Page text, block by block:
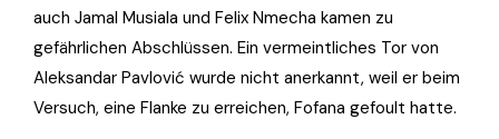
auch Jamal Musiala und Felix Nmecha kamen zu
gefährlichen Abschlüssen. Ein vermeintliches Tor von
Aleksandar Pavlović wurde nicht anerkannt, weil er beim
Versuch, eine Flanke zu erreichen, Fofana gefoult hatte.